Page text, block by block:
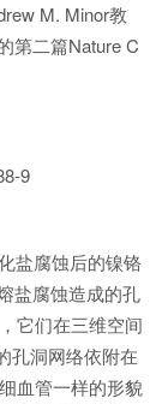
M. Minor教
第二篇Nature C
9
盐腐蚀后的镍铬
盐腐蚀造成的孔
它们在三维空间
孔洞网络依附在
血管一样的形貌